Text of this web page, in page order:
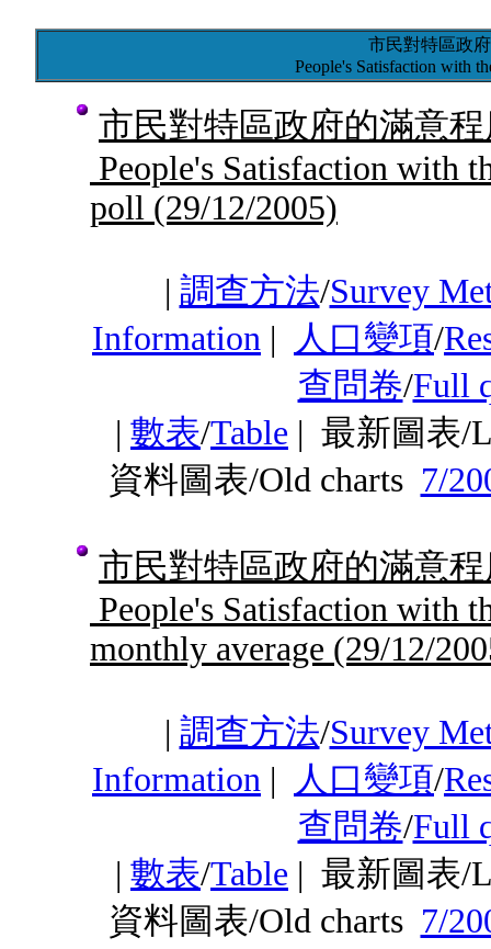
市民對特區政
People's Satisfaction with
市民對特區政府的滿意
People's Satisfaction with
poll (29/12/2005)
| 調查方法/Survey
Information | 人口變項/
查問卷/Full
| 數表/Table | 最新圖表/
資料圖表/Old charts 7/
市民對特區政府的滿意
People's Satisfaction with
monthly average (29/12/
| 調查方法/Survey
Information | 人口變項/
查問卷/Full
| 數表/Table | 最新圖表/
資料圖表/Old charts 7/